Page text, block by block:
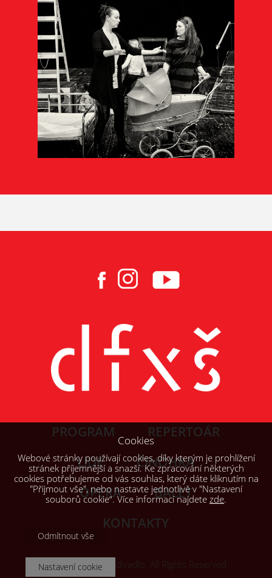
PROGRAM
REPERTOÁR
LIDÉ
ČINOHRA
OPERA
BALET
KONTAKTY
© 2026, Šaldovo divadlo. All Rights Reserved
Cookies
Webové stránky používají cookies, díky kterým je prohlížení
stránek příjemnější a snazší. Ke zpracování některých
cookies potřebujeme od vás souhlas, který dáte kliknutím na
"Přijmout vše", nebo nastavte jednotlivě v "Nastavení
souborů cookie“. Více informací najdete zde.
Odmítnout vše
Nastavení cookie